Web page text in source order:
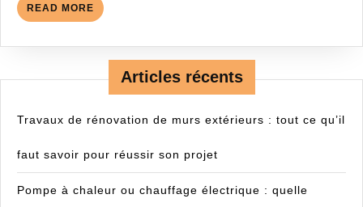
READ MORE READ
MORE
Articles récents
Travaux de rénovation de murs extérieurs : tout ce qu’il
faut savoir pour réussir son projet
Pompe à chaleur ou chauffage électrique : quelle